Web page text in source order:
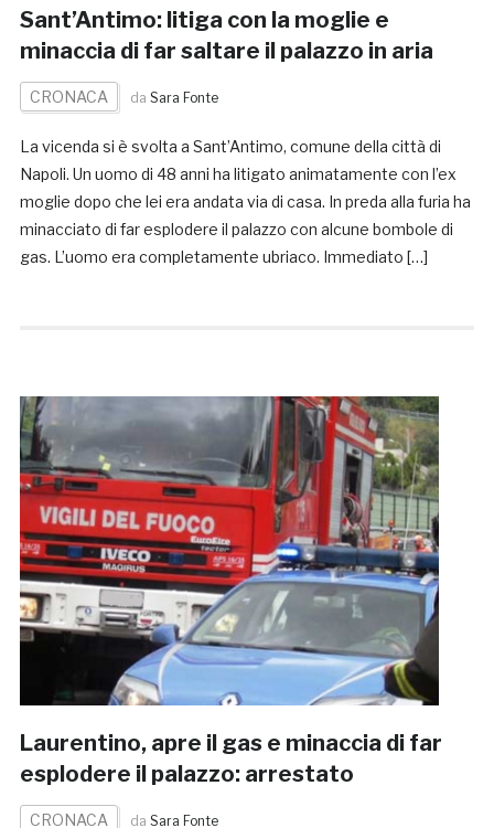
Sant’Antimo: litiga con la moglie e
minaccia di far saltare il palazzo in aria
CRONACA da Sara Fonte
La vicenda si è svolta a Sant’Antimo, comune della città di
Napoli. Un uomo di 48 anni ha litigato animatamente con l’ex
moglie dopo che lei era andata via di casa. In preda alla furia ha
minacciato di far esplodere il palazzo con alcune bombole di
gas. L’uomo era completamente ubriaco. Immediato […]
Laurentino, apre il gas e minaccia di far
esplodere il palazzo: arrestato
CRONACA da Sara Fonte